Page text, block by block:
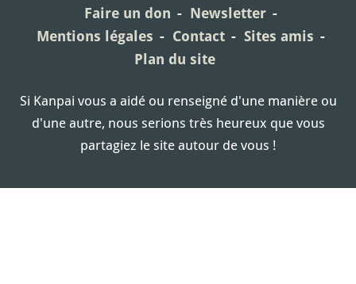
Faire un don
Newsletter
Mentions légales
Contact
Sites amis
Plan du site
Si Kanpai vous a aidé ou renseigné d'une manière ou
d'une autre, nous serions très heureux que vous
partagiez le site autour de vous !